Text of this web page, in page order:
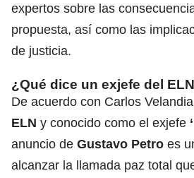
expertos sobre las
propuesta, así como las
de justicia.
¿Qué dice un exjefe del
De acuerdo con Carlos
ELN y conocido como el exjefe
anuncio de Gustavo Petro es
alcanzar la llamada paz total